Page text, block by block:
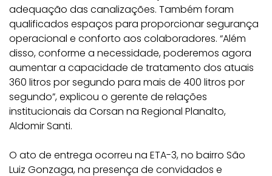
adequação das canalizações. Também foram
qualificados espaços para proporcionar segurança
operacional e conforto aos colaboradores. “Além
disso, conforme a necessidade, poderemos agora
aumentar a capacidade de tratamento dos atuais
360 litros por segundo para mais de 400 litros por
segundo”, explicou o gerente de relações
institucionais da Corsan na Regional Planalto,
Aldomir Santi.
O ato de entrega ocorreu na ETA-3, no bairro São
Luiz Gonzaga, na presença de convidados e